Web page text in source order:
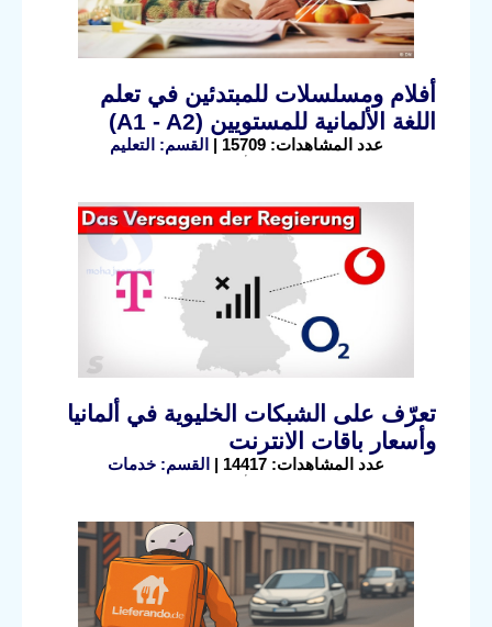
أفلام ومسلسلات للمبتدئين في تعلم
اللغة الألمانية للمستويين (A1 - A2)
عدد المشاهدات: 15709 | القسم: التعليم
تعرّف على الشبكات الخليوية في ألمانيا
وأسعار باقات الانترنت
عدد المشاهدات: 14417 | القسم: خدمات